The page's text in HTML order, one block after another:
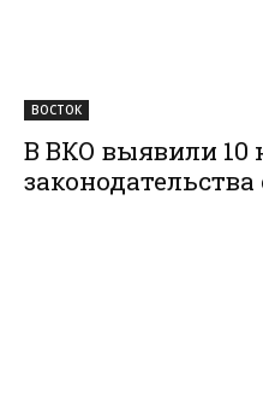
ВОСТОК
В ВКО выявили 10